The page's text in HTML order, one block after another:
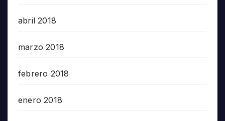
abril 2018
marzo 2018
febrero 2018
enero 2018